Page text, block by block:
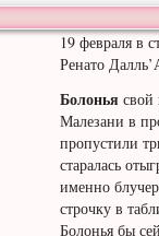
19 февраля в
Ренато
Болонья свой
Малезани в
пропустили
старалась
именно
строчку в
Болонья бы